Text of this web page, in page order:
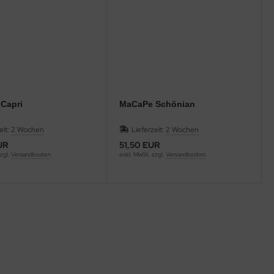
2 Wochen
Versandkosten
MaCaPe Schönian
Lieferzeit: 2 Wochen
51,50 EUR
exkl. MwSt. zzgl. Versandkosten